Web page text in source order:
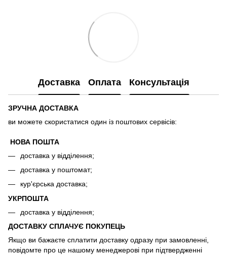
Доставка Оплата Консультація
ЗРУЧНА ДОСТАВКА
ви можете скористатися один із поштових сервісів:
НОВА ПОШТА
доставка у відділення;
доставка у поштомат;
кур'єрська доставка;
УКРПОШТА
доставка у відділення;
ДОСТАВКУ СПЛАЧУЄ ПОКУПЕЦЬ
Якщо ви бажаєте сплатити доставку одразу при замовленні,
повідомте про це нашому менеджерові при підтвердженні